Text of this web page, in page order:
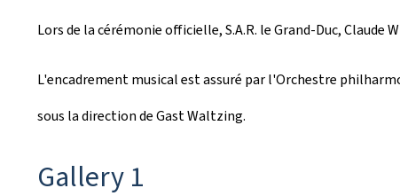
Lors de la cérémonie officielle, S.A.R. le Grand-Duc, Claude
L'encadrement musical est assuré par l'Orchestre
sous la direction de Gast Waltzing.
Gallery 1